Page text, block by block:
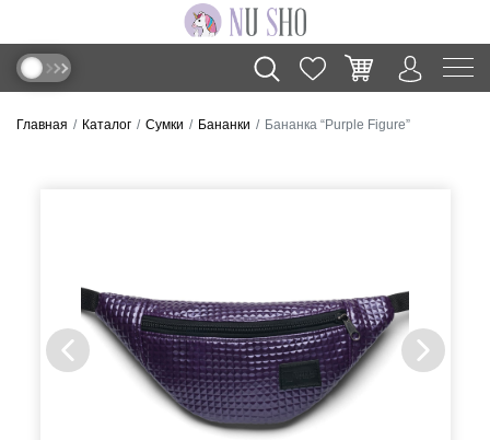
Главная Каталог Сумки Бананки Бананка “Purple Figure”